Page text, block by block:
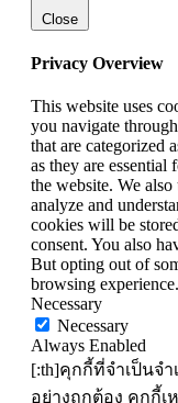
Close
Privacy Overview
This website uses
you navigate
that are categorized
as they are
the website. We
analyze and
cookies will be
consent. You also
But opting out of
browsing experience.
Necessary
Necessary
Always Enabled
[:th]คุกกี้ที่จำเป็นจำ
อย่างถูกต้อง คุกกี้